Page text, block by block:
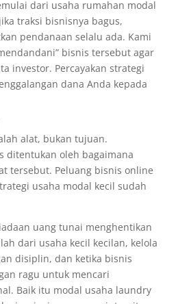
dari usaha rumahan modal
traksi bisnisnya bagus,
pendanaan selalu ada. Kami
bisnis tersebut agar
investor. Percayakan strategi
dana Anda kepada
alat, bukan tujuan.
ditentukan oleh bagaimana
tersebut. Peluang bisnis online
usaha modal kecil sudah
uang tunai menghentikan
dari usaha kecil kecilan, kelola
disiplin, dan ketika bisnis
ragu untuk mencari
Baik itu modal usaha laundry